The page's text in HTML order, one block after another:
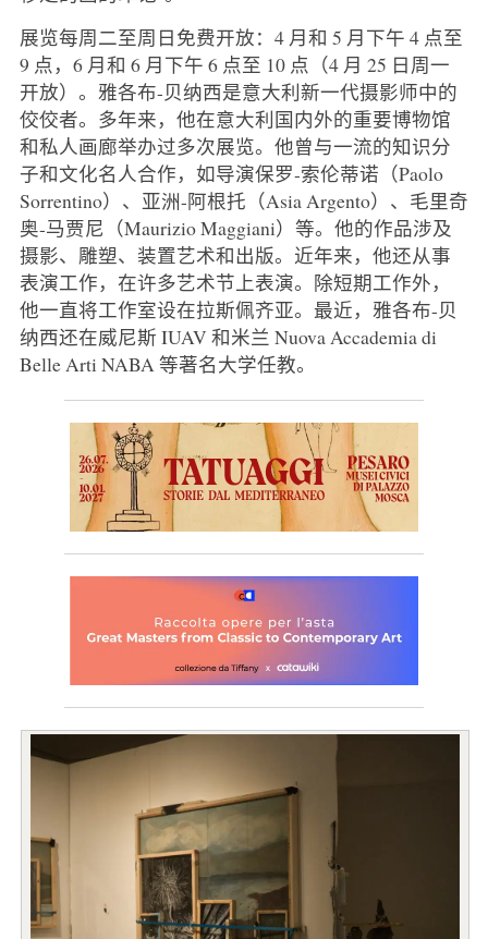
展览每周二至周日免费开放：4 月和 5 月下午 4 点至
9 点，6 月和 6 月下午 6 点至 10 点（4 月 25 日周一
开放）。雅各布-贝纳西是意大利新一代摄影师中的
佼佼者。多年来，他在意大利国内外的重要博物馆
和私人画廊举办过多次展览。他曾与一流的知识分
子和文化名人合作，如导演保罗-索伦蒂诺（Paolo
Sorrentino）、亚洲-阿根托（Asia Argento）、毛里奇
奥-马贾尼（Maurizio Maggiani）等。他的作品涉及
摄影、雕塑、装置艺术和出版。近年来，他还从事
表演工作，在许多艺术节上表演。除短期工作外，
他一直将工作室设在拉斯佩齐亚。最近，雅各布-贝
纳西还在威尼斯 IUAV 和米兰 Nuova Accademia di
Belle Arti NABA 等著名大学任教。